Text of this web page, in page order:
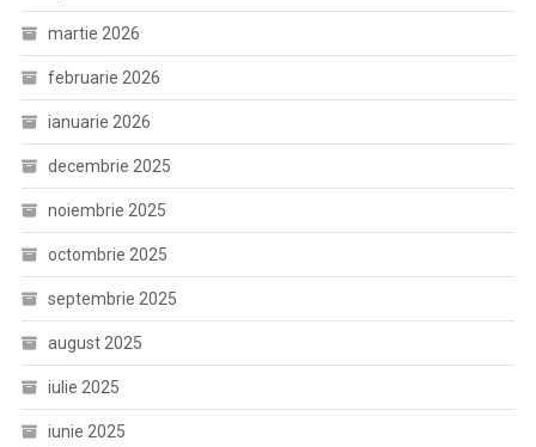
martie 2026
februarie 2026
ianuarie 2026
decembrie 2025
noiembrie 2025
octombrie 2025
septembrie 2025
august 2025
iulie 2025
iunie 2025